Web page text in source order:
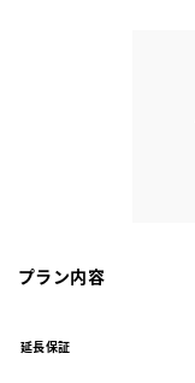
プラン内容
延長保証